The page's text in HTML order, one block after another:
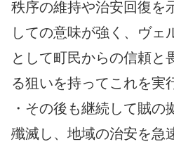
秩序の維持や治安回復を
しての意味が強く、ヴェ
として町民からの信頼と
る狙いを持ってこれを実
・その後も継続して賊の
殲滅し、地域の治安を急